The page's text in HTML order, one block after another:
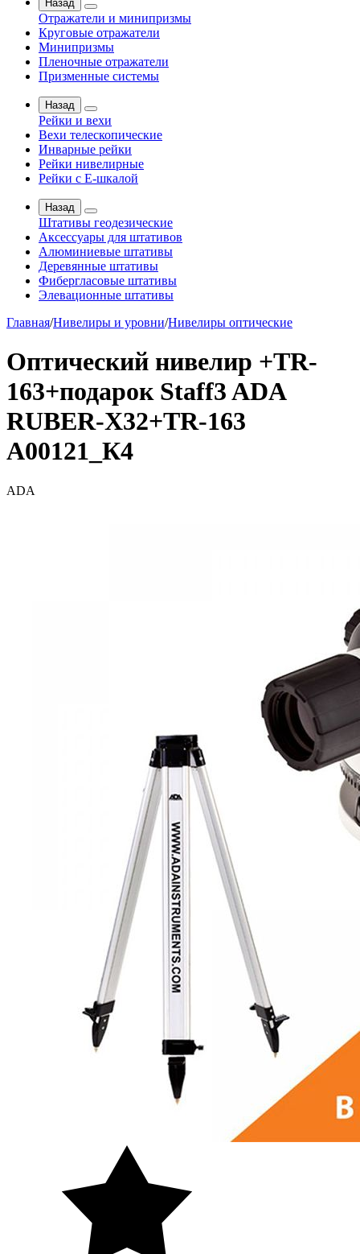
Назад
Отражатели и минипризмы
Круговые отражатели
Минипризмы
Пленочные отражатели
Призменные системы
Назад
Рейки и вехи
Вехи телескопические
Инварные рейки
Рейки нивелирные
Рейки с Е-шкалой
Назад
Штативы геодезические
Аксессуары для штативов
Алюминиевые штативы
Деревянные штативы
Фибергласовые штативы
Элевационные штативы
Главная/Нивелиры и уровни/Нивелиры оптические
Оптический нивелир +TR-
163+подарок Staff3 ADA
RUBER-X32+TR-163
A00121_К4
ADA